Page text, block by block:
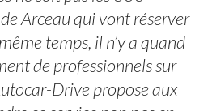
Arceau qui vont réserver
temps, il n’y a quand
de professionnels sur
Drive propose aux